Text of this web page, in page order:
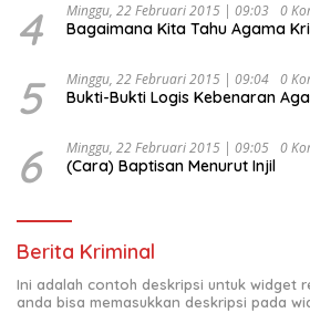
4 Minggu, 22 Februari 2015 | 09:03 0
Bagaimana Kita Tahu Agama
5 Minggu, 22 Februari 2015 | 09:04 0
Bukti-Bukti Logis Kebenaran
6 Minggu, 22 Februari 2015 | 09:05 0
(Cara) Baptisan Menurut Injil
Berita Kriminal
Ini adalah contoh deskripsi untuk widget
anda bisa memasukkan deskripsi pada